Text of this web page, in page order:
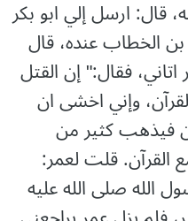
قال: ارسل إلي ابو بكر
الخطاب عنده، قال
فقال:" إن القتل
وإني اخشى ان
فيذهب كثير من
القرآن. قلت لعمر:
الله صلى الله عليه